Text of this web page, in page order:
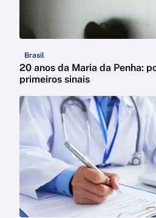
Brasil
20 anos da Maria da Penha:
primeiros sinais